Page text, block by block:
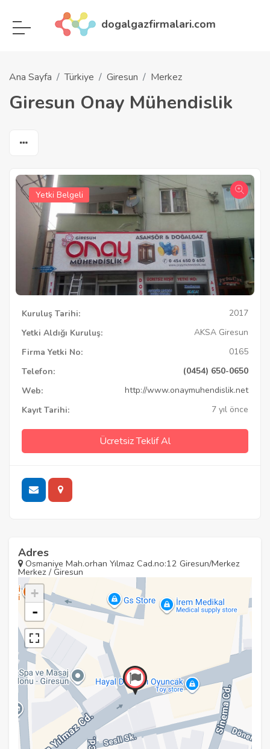
dogalgazfirmalari.com
Ana Sayfa Türkiye Giresun Merkez
Giresun Onay Mühendislik
Yetki Belgeli
Kuruluş Tarihi:
2017
Yetki Aldığı Kuruluş:
AKSA Giresun
Firma Yetki No:
0165
Telefon:
(0454) 650-0650
Web:
http://www.onaymuhendislik.net
Kayıt Tarihi:
7 yıl önce
Ücretsiz Teklif Al
Adres
Osmaniye Mah.orhan Yılmaz Cad.no:12 Giresun/Merkez
Merkez / Giresun
+
-